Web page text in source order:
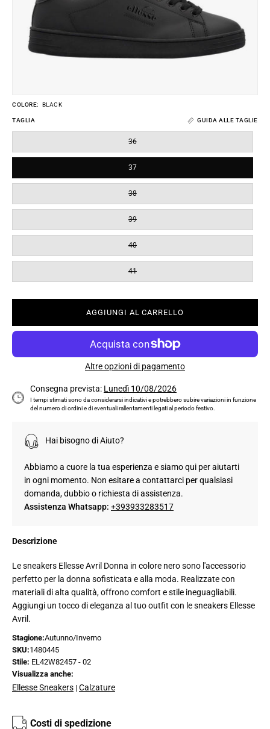
COLORE: BLACK
TAGLIA
GUIDA ALLE TAGLIE
36
37
38
39
40
41
AGGIUNGI AL CARRELLO
Altre opzioni di pagamento
Consegna prevista: Lunedì 10/08/2026
I tempi stimati sono da considerarsi indicativi e potrebbero subire variazioni in funzione
del numero di ordini e di eventuali rallentamenti legati al periodo festivo.
Hai bisogno di Aiuto?
Abbiamo a cuore la tua esperienza e siamo qui per aiutarti
in ogni momento. Non esitare a contattarci per qualsiasi
domanda, dubbio o richiesta di assistenza.
Assistenza Whatsapp: +393933283517
Descrizione
Le sneakers Ellesse Avril Donna in colore nero sono l'accessorio
perfetto per la donna sofisticata e alla moda. Realizzate con
materiali di alta qualità, offrono comfort e stile ineguagliabili.
Aggiungi un tocco di eleganza al tuo outfit con le sneakers Ellesse
Avril.
Stagione:Autunno/Inverno
SKU:1480445
Stile: EL42W82457 - 02
Visualizza anche:
Ellesse Sneakers | Calzature
Costi di spedizione